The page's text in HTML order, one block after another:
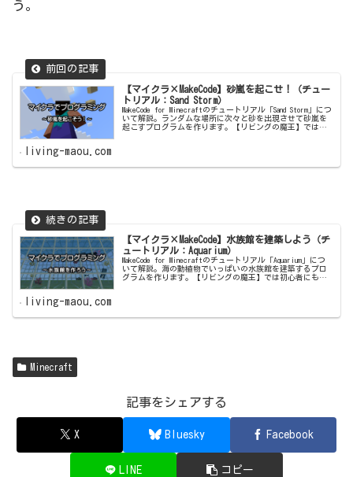
う。
【マイクラ×MakeCode】砂嵐を起こせ！（チュー
トリアル：Sand Storm）
MakeCode for Minecraftのチュートリアル「Sand Storm」につ
いて解説。ランダムな場所に次々と砂を出現させて砂嵐を
起こすプログラムを作ります。【リビングの魔王】では初
living-maou.com
【マイクラ×MakeCode】水族館を建築しよう（チ
ュートリアル：Aquarium）
MakeCode for Minecraftのチュートリアル「Aquarium」につ
いて解説。海の動植物でいっぱいの水族館を建築するプロ
グラムを作ります。【リビングの魔王】では初心者にも分
living-maou.com
Minecraft
記事をシェアする
X Bluesky Facebook
LINE コピー